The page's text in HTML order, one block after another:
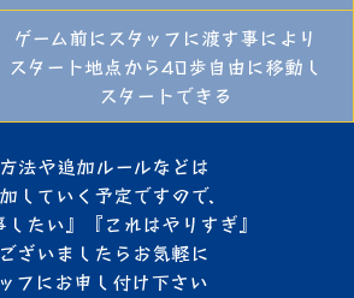
ゲーム前にスタッフに渡す事により
スタート地点から40歩自由に移動し
スタートできる
法や追加ルールなどは
していく予定ですので、
したい』『これはやりすぎ』
ざいましたらお気軽に
フにお申し付け下さい